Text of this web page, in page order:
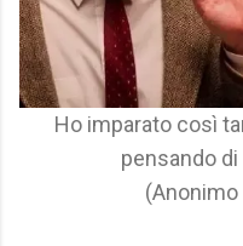
Ho imparato così
pensando
(Anonimo